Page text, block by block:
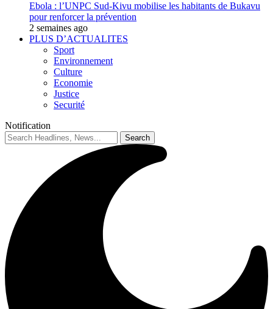
Ebola : l’UNPC Sud-Kivu mobilise les habitants de Bukavu
pour renforcer la prévention
2 semaines ago
PLUS D’ACTUALITES
Sport
Environnement
Culture
Economie
Justice
Securité
Notification